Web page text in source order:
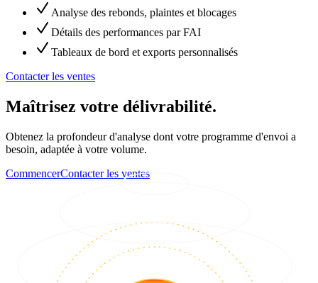
Analyse des rebonds, plaintes et blocages
Détails des performances par FAI
Tableaux de bord et exports personnalisés
Contacter les ventes
Maîtrisez votre délivrabilité.
Obtenez la profondeur d'analyse dont votre programme d'envoi a
besoin, adaptée à votre volume.
CommencerContacter les ventes